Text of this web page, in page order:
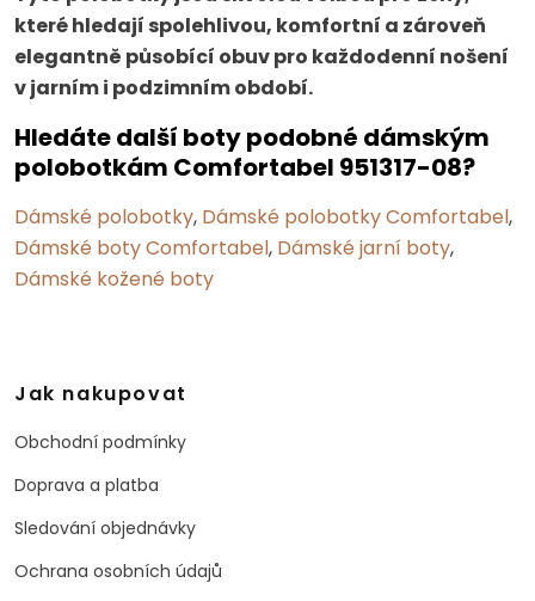
které hledají spolehlivou, komfortní a zároveň
elegantně působící obuv pro každodenní nošení
v jarním i podzimním období.
Hledáte další boty podobné dámským
polobotkám Comfortabel 951317-08?
Dámské polobotky, Dámské polobotky Comfortabel,
Dámské boty Comfortabel, Dámské jarní boty,
Dámské kožené boty
Jak nakupovat
Obchodní podmínky
Doprava a platba
Sledování objednávky
Ochrana osobních údajů